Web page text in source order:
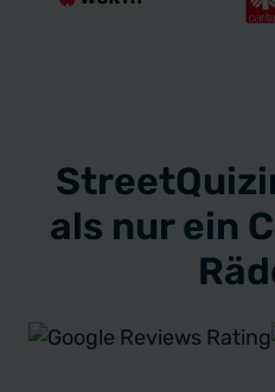
als nur ein